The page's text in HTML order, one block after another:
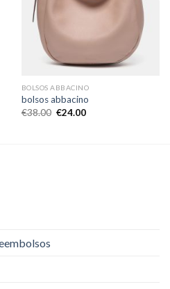
BOLSOS ABBACINO
bolsos abbacino
€38.00 €24.00